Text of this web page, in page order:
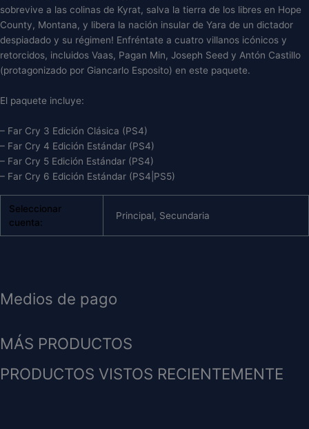
sobrevive a las colinas de Kyrat, salva la tierra de los libres en Hope
County, Montana, y libera la nación insular de Yara de un dictador
despiadado y su régimen! Enfréntate a cuatro villanos icónicos y
retorcidos, incluidos Vaas, Pagan Min, Joseph Seed y Antón Castillo
(protagonizado por Giancarlo Esposito) en este paquete.
El paquete incluye:
– Far Cry 3 Edición Clásica (PS4)
– Far Cry 4 Edición Estándar (PS4)
– Far Cry 5 Edición Estándar (PS4)
– Far Cry 6 Edición Estándar (PS4|PS5)
Seleccionar
cuenta:
Principal, Secundaria
Medios de pago
MÁS PRODUCTOS
PRODUCTOS VISTOS RECIENTEMENTE